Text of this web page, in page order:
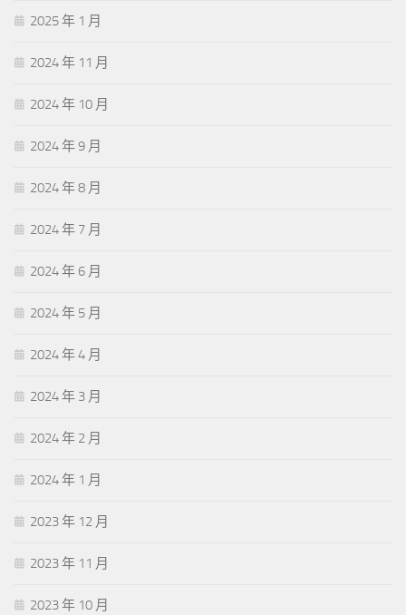
2025 年 1 月
2024 年 11 月
2024 年 10 月
2024 年 9 月
2024 年 8 月
2024 年 7 月
2024 年 6 月
2024 年 5 月
2024 年 4 月
2024 年 3 月
2024 年 2 月
2024 年 1 月
2023 年 12 月
2023 年 11 月
2023 年 10 月